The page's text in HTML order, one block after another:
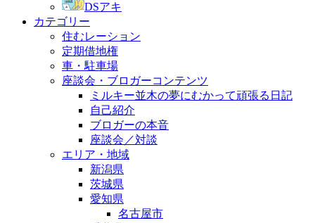
DSアキ
カテゴリー
住むレーション
定期借地権
車・駐車場
座談会・ブロガーコンテンツ
ミルキー並木の夢にむかって頑張る日記
自己紹介
ブロガーの本音
座談会／対談
エリア・地域
新潟県
茨城県
愛知県
名古屋市